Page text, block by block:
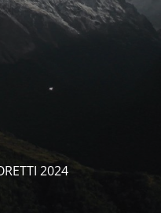
2024